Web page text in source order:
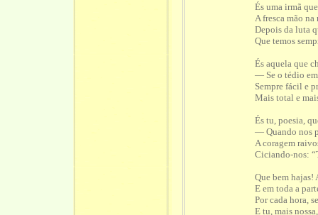
És uma irmã
A fresca mão na
Depois da luta
Que temos
És aquela que
— Se o tédio
Sempre fácil e
Mais total e
És tu, poesia,
— Quando nos
A coragem
Ciciando-nos:
Que bem hajas!
E em toda a
Por cada hora,
E tu, mais